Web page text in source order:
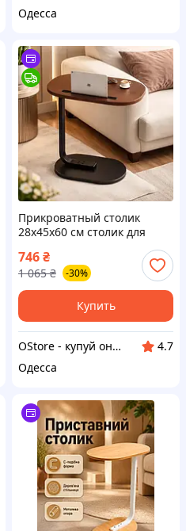
Одесса
Прикроватный столик
28х45х60 см столик для
ноутбука прикроватная
тумба кофейный
746₴
1 065 ₴ -30%
Купить
OStore - купуй онлайн!
4.7
Одесса